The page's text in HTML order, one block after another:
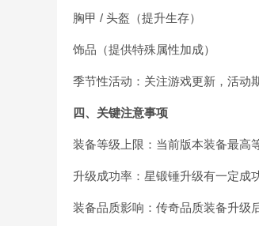
胸甲 / 头盔（提升生存）
饰品（提供特殊属性加成）
季节性活动：关注游戏更新，活动
四、关键注意事项
装备等级上限：当前版本装备最高
升级成功率：星锻锤升级有一定成
装备品质影响：传奇品质装备升级